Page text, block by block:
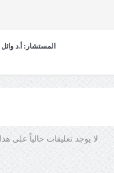
المستشار: أ.د
لا يوجد تعليقات حالياً على